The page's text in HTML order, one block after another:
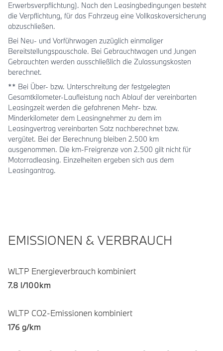
Erwerbsverpflichtung). Nach den Leasingbedingungen besteht
die Verpflichtung, für das Fahrzeug eine Vollkaskoversicherung
abzuschließen.
Bei Neu- und Vorführwagen zuzüglich einmaliger
Bereitstellungspauschale. Bei Gebrauchtwagen und Jungen
Gebrauchten werden ausschließlich die Zulassungskosten
berechnet.
** Bei Über- bzw. Unterschreitung der festgelegten
Gesamtkilometer-Laufleistung nach Ablauf der vereinbarten
Leasingzeit werden die gefahrenen Mehr- bzw.
Minderkilometer dem Leasingnehmer zu dem im
Leasingvertrag vereinbarten Satz nachberechnet bzw.
vergütet. Bei der Berechnung bleiben 2.500 km
ausgenommen. Die km-Freigrenze von 2.500 gilt nicht für
Motorradleasing. Einzelheiten ergeben sich aus dem
Leasingantrag.
EMISSIONEN & VERBRAUCH
WLTP Energieverbrauch kombiniert
7.8 l/100km
WLTP CO2-Emissionen kombiniert
176 g/km